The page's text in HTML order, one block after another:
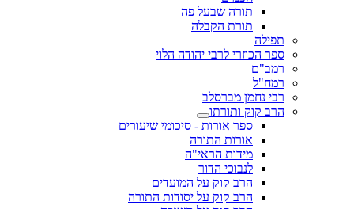
תורה שבעל פה
תורת הקבלה
תפילה
ספר הכוזרי לרבי יהודה הלוי
רמב"ם
רמח"ל
רבי נחמן מברסלב
הרב קוק ותורתו
ספר אורות - סיכומי שיעורים
אורות התורה
מידות הראי"ה
לנבוכי הדור
הרב קוק על המועדים
הרב קוק על יסודות התורה